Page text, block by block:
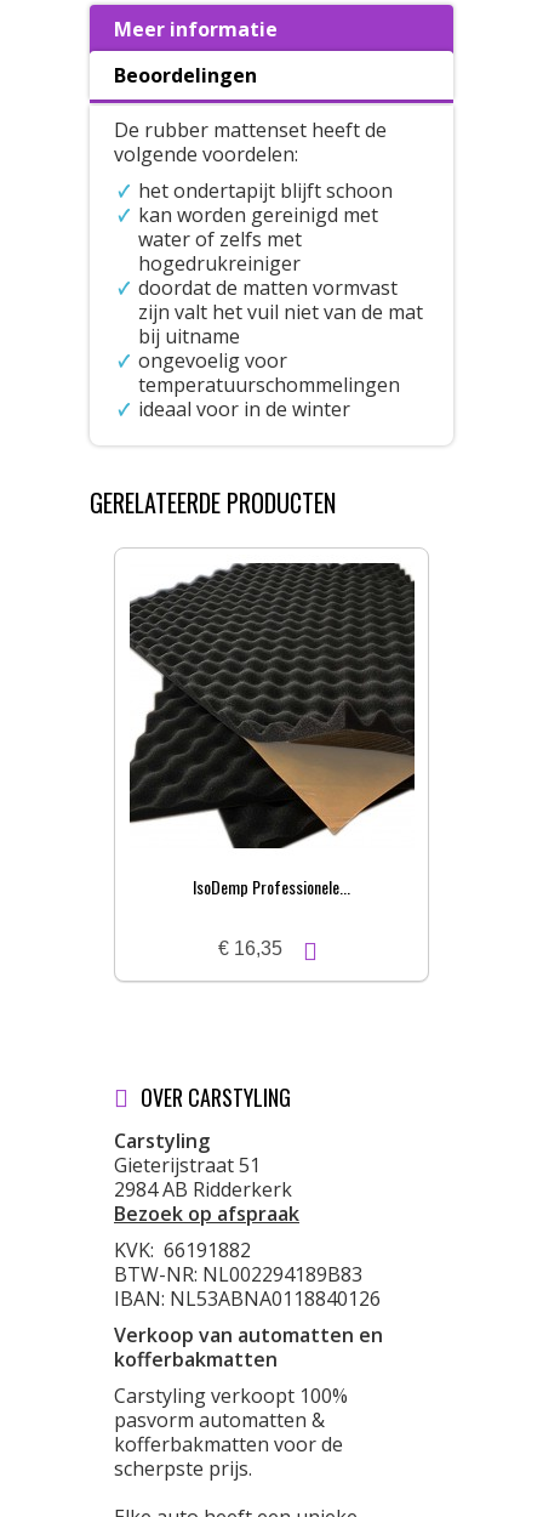
Meer informatie
Beoordelingen
De rubber mattenset heeft de
volgende voordelen:
het ondertapijt blijft schoon
kan worden gereinigd met
water of zelfs met
hogedrukreiniger
doordat de matten vormvast
zijn valt het vuil niet van de mat
bij uitname
ongevoelig voor
temperatuurschommelingen
ideaal voor in de winter
GERELATEERDE PRODUCTEN
IsoDemp Professionele...
€ 16,35
OVER CARSTYLING
Carstyling
Gieterijstraat 51
2984 AB Ridderkerk
Bezoek op afspraak
KVK: 66191882
BTW-NR: NL002294189B83
IBAN: NL53ABNA0118840126
Verkoop van automatten en
kofferbakmatten
Carstyling verkoopt 100%
pasvorm automatten &
kofferbakmatten voor de
scherpste prijs.